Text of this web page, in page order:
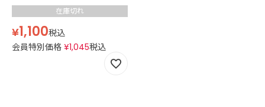
在庫切れ
¥1,100税込
会員特別価格 ¥1,045税込